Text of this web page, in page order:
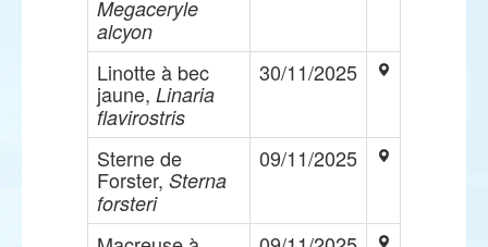
Megaceryle
alcyon
Linotte à bec
jaune, Linaria
flavirostris
30/11/2025
Sterne de
Forster, Sterna
forsteri
09/11/2025